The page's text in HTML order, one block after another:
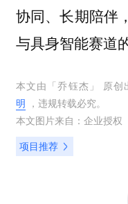
协同、长期陪伴
与具身智能赛道
本文由「乔钰杰 」 原
明 ，违规转载必究。
本文图片来自： 企业授权
项目推荐